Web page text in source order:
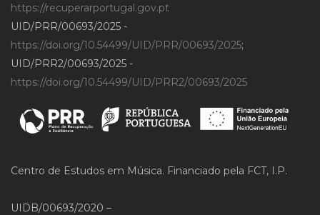
https://recuperarportugal.gov.pt
UID/PRR/00693/2025 -
https://doi.org/10.54499/UID/PRR/00693/2025;
UID/PRR2/00693/2025 -
https://doi.org/10.54499/UID/PRR2/00693/2025
Centro de Estudos em Música. Financiado pela FCT, I.P.
UIDB/00693/2020 –